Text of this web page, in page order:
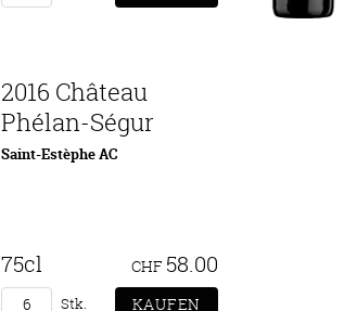
2016 Château
Phélan-Ségur
Saint-Estèphe AC
75cl CHF 58.00
Stk.